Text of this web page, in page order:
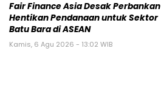
Fair Finance Asia Desak Perbankan
Hentikan Pendanaan untuk Sektor
Batu Bara di ASEAN
Kamis, 6 Agu 2026 - 13:02 WIB